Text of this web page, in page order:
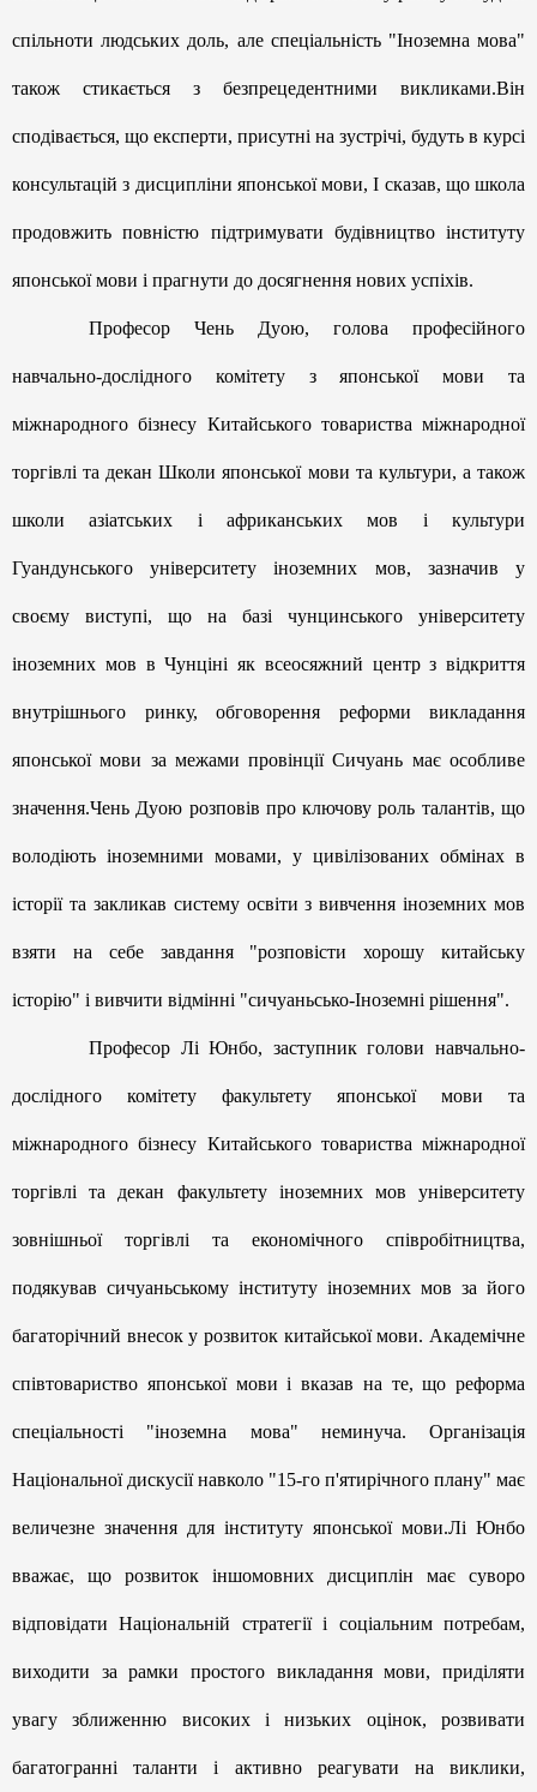
спільноти людських доль, але спеціальність "Іноземна мова"
також стикається з безпрецедентними викликами.Він
сподівається, що експерти, присутні на зустрічі, будуть в курсі
консультацій з дисципліни японської мови, І сказав, що школа
продовжить повністю підтримувати будівництво інституту
японської мови і прагнути до досягнення нових успіхів.
Професор Чень Дуою, голова професійного
навчально-дослідного комітету з японської мови та
міжнародного бізнесу Китайського товариства міжнародної
торгівлі та декан Школи японської мови та культури, а також
школи азіатських і африканських мов і культури
Гуандунського університету іноземних мов, зазначив у
своєму виступі, що на базі чунцинського університету
іноземних мов в Чунціні як всеосяжний центр з відкриття
внутрішнього ринку, обговорення реформи викладання
японської мови за межами провінції Сичуань має особливе
значення.Чень Дуою розповів про ключову роль талантів, що
володіють іноземними мовами, у цивілізованих обмінах в
історії та закликав систему освіти з вивчення іноземних мов
взяти на себе завдання "розповісти хорошу китайську
історію" і вивчити відмінні "сичуаньсько-Іноземні рішення".
Професор Лі Юнбо, заступник голови навчально-
дослідного комітету факультету японської мови та
міжнародного бізнесу Китайського товариства міжнародної
торгівлі та декан факультету іноземних мов університету
зовнішньої торгівлі та економічного співробітництва,
подякував сичуаньському інституту іноземних мов за його
багаторічний внесок у розвиток китайської мови. Академічне
співтовариство японської мови і вказав на те, що реформа
спеціальності "іноземна мова" неминуча. Організація
Національної дискусії навколо "15-го п'ятирічного плану" має
величезне значення для інституту японської мови.Лі Юнбо
вважає, що розвиток іншомовних дисциплін має суворо
відповідати Національній стратегії і соціальним потребам,
виходити за рамки простого викладання мови, приділяти
увагу зближенню високих і низьких оцінок, розвивати
багатогранні таланти і активно реагувати на виклики,